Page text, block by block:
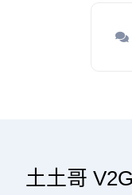
土土哥